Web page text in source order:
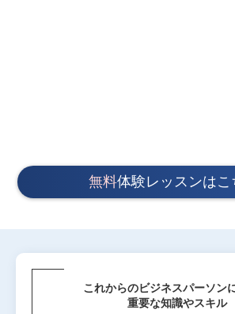
無料体験レッスンは
これからのビジネスパーソン
重要な知識やスキル